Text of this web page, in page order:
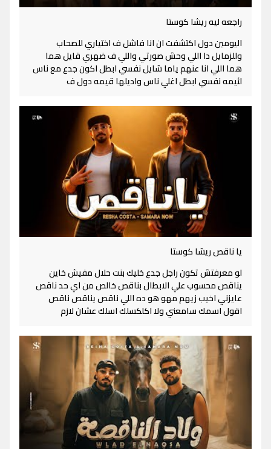
راجعه ليه ريشا كوستا
اليومين دول اكتشفت ان انا فاشل ف اختياري للصحاب
وللزمايل دا اللي وحش صورتي واللي ف ضهري قايل هما
هما اللي انا عنهم ياما شايل نفسي ابطل اكون جدع مع ناس
لئيمه نفسي ابطل اغلي ناس واديلها قيمه دول ف
يا ناقص ريشا كوستا
لو معرفتش تكون راجل جدع خليك بنت حلال مفيش خاين
يناقص محسوب علي الابطال بناقص خالص من اي حد ناقص
عايزني اخيب زيهم مهو هو ده اللي ناقص يناقص ناقص
اقول اسمك سامعني ولا اكلكسلك اسلك عشان لازم